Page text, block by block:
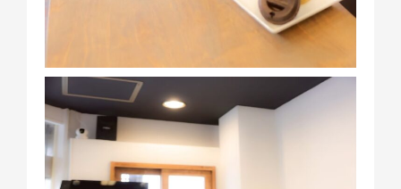
施工事例
会社情報
スタッフ紹介